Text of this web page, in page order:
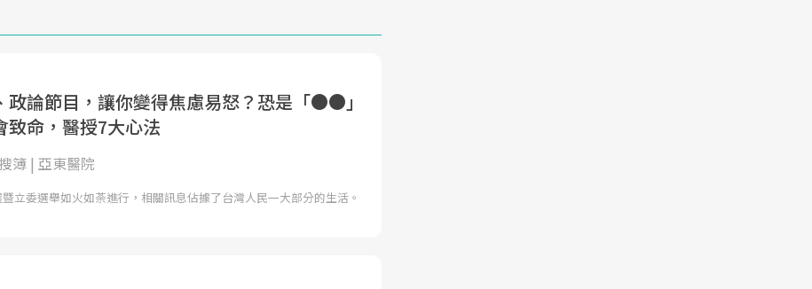
政論節目，讓你變得焦慮易怒？恐是「●●」
致命，醫授7大心法
簿 | 亞東醫院
立委選舉如火如荼進行，相關訊息佔據了台灣人民一大部分的生活。